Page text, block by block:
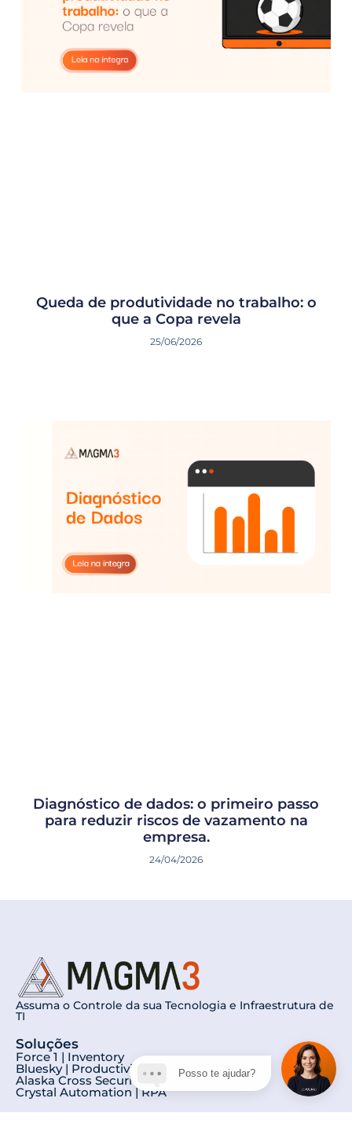
Queda de produtividade no trabalho: o
que a Copa revela
25/06/2026
Diagnóstico de dados: o primeiro passo
para reduzir riscos de vazamento na
empresa.
24/04/2026
Assuma o Controle da sua Tecnologia e Infraestrutura de
TI
Soluções
Force 1 | Inventory
Bluesky | Productivity
Alaska Cross Security | DLP
Crystal Automation | RPA
Posso te ajudar?